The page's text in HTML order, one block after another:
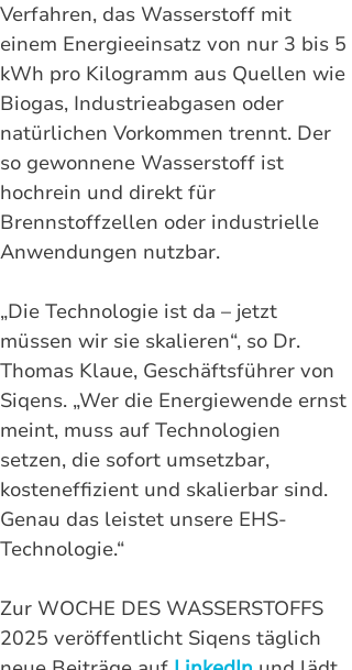
Verfahren, das Wasserstoff mit
einem Energieeinsatz von nur 3 bis 5
kWh pro Kilogramm aus Quellen wie
Biogas, Industrieabgasen oder
natürlichen Vorkommen trennt. Der
so gewonnene Wasserstoff ist
hochrein und direkt für
Brennstoffzellen oder industrielle
Anwendungen nutzbar.
„Die Technologie ist da – jetzt
müssen wir sie skalieren“, so Dr.
Thomas Klaue, Geschäftsführer von
Siqens. „Wer die Energiewende ernst
meint, muss auf Technologien
setzen, die sofort umsetzbar,
kosteneffizient und skalierbar sind.
Genau das leistet unsere EHS-
Technologie.“
Zur WOCHE DES WASSERSTOFFS
2025 veröffentlicht Siqens täglich